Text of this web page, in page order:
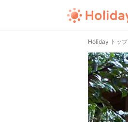
Holiday トップ